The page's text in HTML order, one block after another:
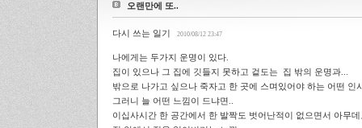
오랜만에 또..
다시 쓰는 일기 2010/08/12 23:47
나에게는 두가지 운명이 있다.
집이 있으나 그 집에 깃들지 못하고 겉도는 집 밖의 운명과...
밖으로 나가고 싶으나 죽자고 한 곳에 스며있어야 하는 어떤 인
그러니 늘 어떤 느낌이 드냐면..
이십사시간 한 공간에서 한 발짝도 벗어난적이 없으면서 아무